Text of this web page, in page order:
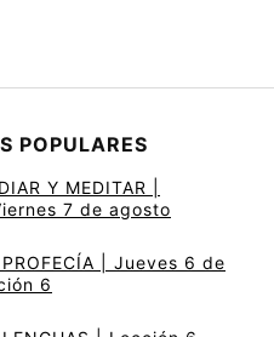
POPULARES
Y MEDITAR |
7 de agosto
PROFECÍA | Jueves 6 de
6